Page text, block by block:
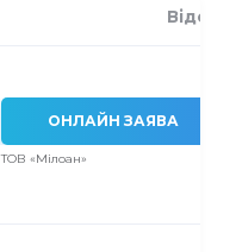
ОНЛАЙН ЗАЯВА
ТОВ «Мілоан»